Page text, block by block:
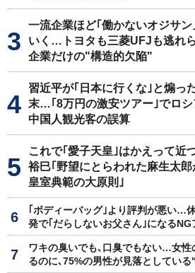
一流企業ほど｢働かないオジサン
いく…トヨタも三菱UFJも逃れ
企業だけの"構造的欠陥"
習近平が｢日本に行くな｣と煽っ
末…｢8万円の激安ツアー｣でロシ
中国人観光客の誤算
これで｢愛子天皇｣はかえって近
裕巳｢野望にとらわれた麻生太
皇室典範の大原則｣
｢ボディーバッグ｣より評判が悪い…
発で｢だらしないお父さん｣になるNG
ワキの臭いでも､口臭でもない…女性
るのに､75%の男性が見落としてい